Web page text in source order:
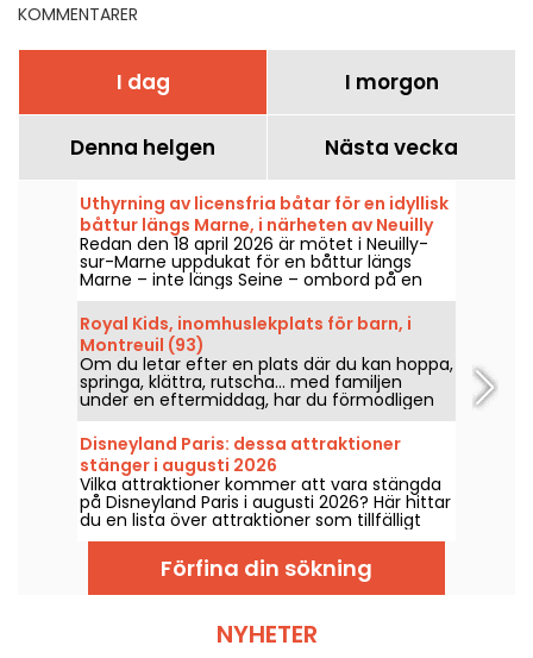
KOMMENTARER
I dag I morgon
Denna helgen Nästa vecka
Uthyrning av licensfria båtar för en idyllisk
båttur längs Marne, i närheten av Neuilly
(93)
Redan den 18 april 2026 är mötet i Neuilly-
sur-Marne uppdukat för en båttur längs
Marne – inte längs Seine – ombord på en
båt där inget körkort krävs.
Royal Kids, inomhuslekplats för barn, i
Montreuil (93)
Om du letar efter en plats där du kan hoppa,
springa, klättra, rutscha... med familjen
under en eftermiddag, har du förmodligen
redan hört talas om inomhuslekplatser. I
Montreuil kan barnen roa sig i en timme på
stadens Royal Kids inomhuslekplats.
Disneyland Paris: dessa attraktioner
stänger i augusti 2026
Vilka attraktioner kommer att vara stängda
på Disneyland Paris i augusti 2026? Här hittar
du en lista över attraktioner som tillfälligt
inte är tillgängliga på grund av underhåll eller
renovering – så kan du planera ditt besök i
Disney-parkerna.Förfina din sökning
NYHETER